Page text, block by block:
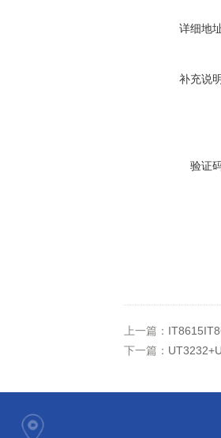
详细地
补充说
验证
上一篇：
下一篇：